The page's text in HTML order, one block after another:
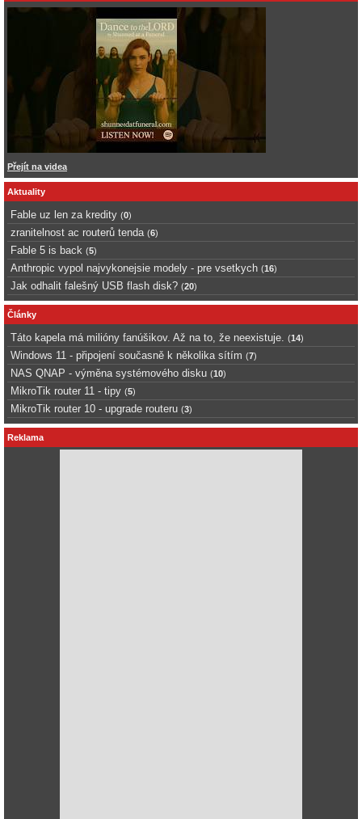
Přejít na videa
Aktuality
Fable uz len za kredity (0)
zranitelnost ac routerů tenda (6)
Fable 5 is back (5)
Anthropic vypol najvykonejsie modely - pre vsetkych (16)
Jak odhalit falešný USB flash disk? (20)
Články
Táto kapela má milióny fanúšikov. Až na to, že neexistuje. (14)
Windows 11 - připojení současně k několika sítím (7)
NAS QNAP - výměna systémového disku (10)
MikroTik router 11 - tipy (5)
MikroTik router 10 - upgrade routeru (3)
Reklama